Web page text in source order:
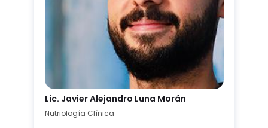
Lic. Javier Alejandro Luna Morán
Nutriología Clínica